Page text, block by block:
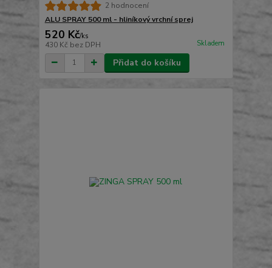
2 hodnocení
ALU SPRAY 500 ml - hliníkový vrchní sprej
520 Kč/ks
430 Kč bez DPH Skladem
Přidat do košíku